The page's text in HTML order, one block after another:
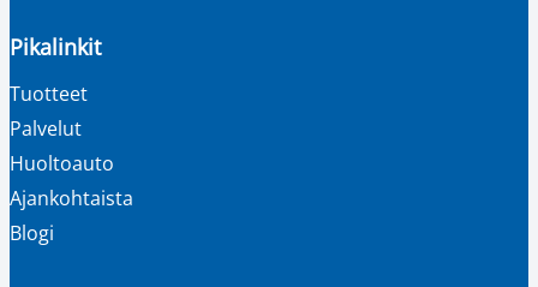
Pikalinkit
Tuotteet
Palvelut
Huoltoauto
Ajankohtaista
Blogi